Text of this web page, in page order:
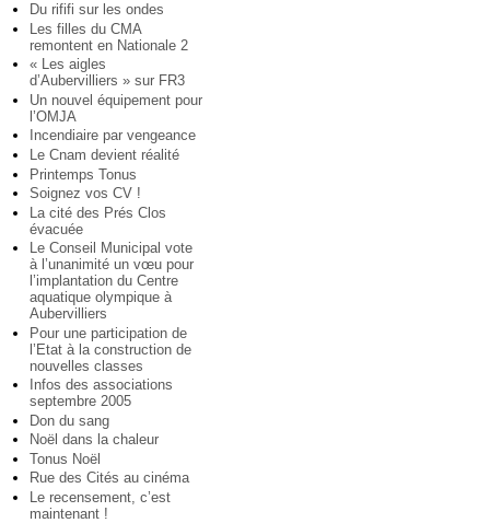
Du rififi sur les ondes
Les filles du CMA
remontent en Nationale 2
« Les aigles
d’Aubervilliers » sur FR3
Un nouvel équipement pour
l’OMJA
Incendiaire par vengeance
Le Cnam devient réalité
Printemps Tonus
Soignez vos CV !
La cité des Prés Clos
évacuée
Le Conseil Municipal vote
à l’unanimité un vœu pour
l’implantation du Centre
aquatique olympique à
Aubervilliers
Pour une participation de
l’Etat à la construction de
nouvelles classes
Infos des associations
septembre 2005
Don du sang
Noël dans la chaleur
Tonus Noël
Rue des Cités au cinéma
Le recensement, c’est
maintenant !